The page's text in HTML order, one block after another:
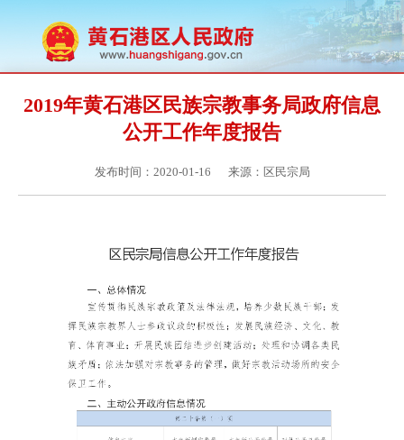
2019年黄石港区民族宗教事务局政府信息
公开工作年度报告
发布时间：2020-01-16 来源：区民宗局